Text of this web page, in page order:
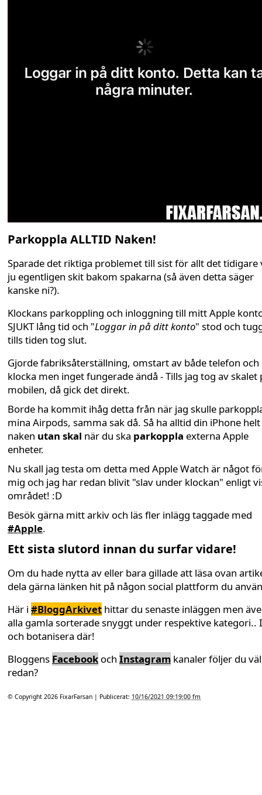
Parkoppla ALLTID Naken!
Sparade det riktiga problemet till sist för allt det tidigare
ju egentligen skit bakom spakarna (så även detta säger
kanske ni?).
Klockans parkoppling och inloggning till mitt Apple
SJUKT lång tid och "Loggar in på ditt konto" stod och
tills tiden tog slut.
Gjorde fabriksåterställning, omstart av både telefon och
klocka men inget fungerade ändå - Tills jag tog av skalet
mobilen, då gick det direkt.
Borde ha kommit ihåg detta från när jag skulle
mina Airpods, samma sak då. Så ha alltid din iPhone helt
naken utan skal när du ska parkoppla externa Apple
enheter.
Nu skall jag testa om detta med Apple Watch är något
mig och jag har redan blivit "slav under klockan" enligt
området! :D
Besök gärna mitt arkiv och läs fler inlägg taggade med
#Apple.
Ett sista slutord innan du surfar vidare!
Om du hade nytta av eller bara gillade att läsa ovan
dela gärna länken hit på någon social plattform du
Här i #BloggArkivet hittar du senaste inläggen men
alla gamla sorterade snyggt under respektive kategori..
och botanisera där!
Bloggens Facebookoch Instagram kanaler följer du väl
redan?
© Copyright 2026 FixarFarsan | Publicerat: 10/16/2021 09:19:00 fm